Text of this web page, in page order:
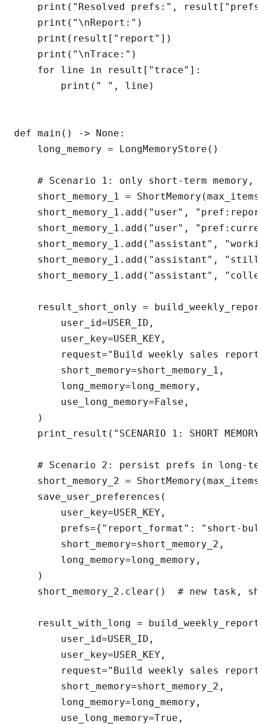
print("Resolved prefs:",
    print("\nReport:")
    print(result["report"])
    print("\nTrace:")
    for line in result["trace"]:
        print(" ", line)
def main() -> None:
    long_memory = LongMemoryStore()
# Scenario 1: only short-term memory,
short_memory_1 =
short_memory_1.add("user",
short_memory_1.add("user",
short_memory_1.add("assistant",
short_memory_1.add("assistant",
short_memory_1.add("assistant",
result_short_only =
        user_id=USER_ID,
        user_key=USER_KEY,
request="Build weekly sales
        short_memory=short_memory_1,
        long_memory=long_memory,
        use_long_memory=False,
    )
print_result("SCENARIO 1: SHORT
# Scenario 2: persist prefs in long-
short_memory_2 =
    save_user_preferences(
        user_key=USER_KEY,
prefs={"report_format": "short-
        short_memory=short_memory_2,
        long_memory=long_memory,
    )
short_memory_2.clear()  # new task,
result_with_long =
        user_id=USER_ID,
        user_key=USER_KEY,
request="Build weekly sales
        short_memory=short_memory_2,
        long_memory=long_memory,
        use_long_memory=True,